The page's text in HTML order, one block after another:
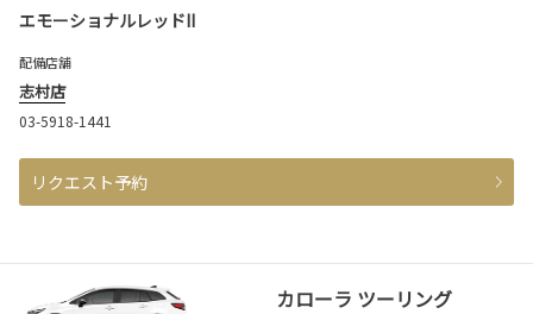
エモーショナルレッドII
配備店舗
志村店
03-5918-1441
リクエスト予約
カローラ ツーリング